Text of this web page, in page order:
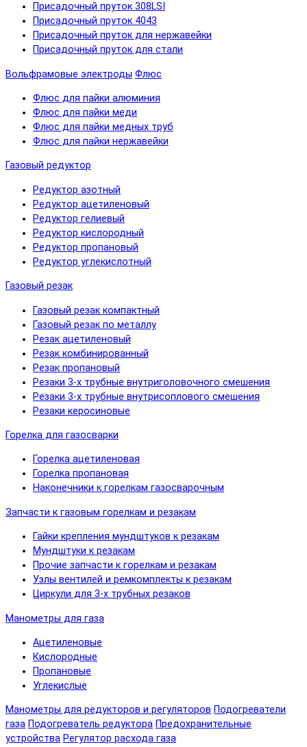
Присадочный пруток 308LSI
Присадочный пруток 4043
Присадочный пруток для нержавейки
Присадочный пруток для стали
Вольфрамовые электроды Флюс
Флюс для пайки алюминия
Флюс для пайки меди
Флюс для пайки медных труб
Флюс для пайки нержавейки
Газовый редуктор
Редуктор азотный
Редуктор ацетиленовый
Редуктор гелиевый
Редуктор кислородный
Редуктор пропановый
Редуктор углекислотный
Газовый резак
Газовый резак компактный
Газовый резак по металлу
Резак ацетиленовый
Резак комбинированный
Резак пропановый
Резаки 3-х трубные внутриголовочного смешения
Резаки 3-х трубные внутрисоплового смешения
Резаки керосиновые
Горелка для газосварки
Горелка ацетиленовая
Горелка пропановая
Наконечники к горелкам газосварочным
Запчасти к газовым горелкам и резакам
Гайки крепления мундштуков к резакам
Мундштуки к резакам
Прочие запчасти к горелкам и резакам
Узлы вентилей и ремкомплекты к резакам
Циркули для 3-х трубных резаков
Манометры для газа
Ацетиленовые
Кислородные
Пропановые
Углекислые
Манометры для редукторов и регуляторов Подогреватели
газа Подогреватель редуктора Предохранительные
устройства Регулятор расхода газа